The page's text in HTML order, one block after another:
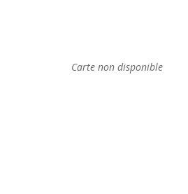
Carte non disponible